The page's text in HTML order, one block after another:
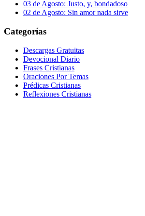
03 de Agosto: Justo, y, bondadoso
02 de Agosto: Sin amor nada sirve
Categorías
Descargas Gratuitas
Devocional Diario
Frases Cristianas
Oraciones Por Temas
Prédicas Cristianas
Reflexiones Cristianas